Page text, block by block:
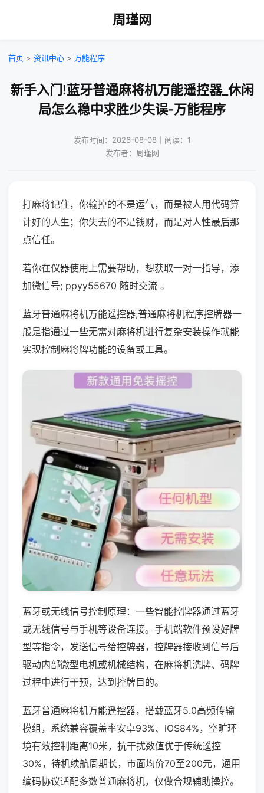
周瑾网
首页 > 资讯中心 > 万能程序
新手入门!蓝牙普通麻将机万能遥控器_休闲
局怎么稳中求胜少失误-万能程序
发布时间：2026-08-08｜阅读：1
发布者：周瑾网
打麻将记住，你输掉的不是运气，而是被人用代码算
计好的人生；你失去的不是钱财，而是对人性最后那
点信任。
若你在仪器使用上需要帮助，想获取一对一指导，添
加微信号; ppyy55670 随时交流 。
蓝牙普通麻将机万能遥控器;普通麻将机程序控牌器一
般是指通过一些无需对麻将机进行复杂安装操作就能
实现控制麻将牌功能的设备或工具。
蓝牙或无线信号控制原理：一些智能控牌器通过蓝牙
或无线信号与手机等设备连接。手机端软件预设好牌
型等指令，发送信号给控牌器，控牌器接收到信号后
驱动内部微型电机或机械结构，在麻将机洗牌、码牌
过程中进行干预，达到控牌目的。
蓝牙普通麻将机万能遥控器，搭载蓝牙5.0高频传输
模组，系统兼容覆盖率安卓93%、iOS84%，空旷环
境有效控制距离10米，抗干扰数值优于传统遥控
30%，待机续航周期长，市面均价70至200元，通用
编码协议适配多数普通麻将机，仅做合规辅助操控。